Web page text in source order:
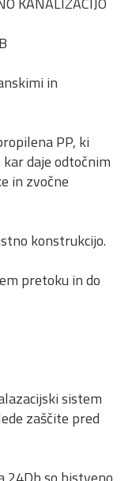
in
PP, ki
daje odtočnim
in zvočne
konstrukcijo.
pretoku in do
sistem
zaščite pred